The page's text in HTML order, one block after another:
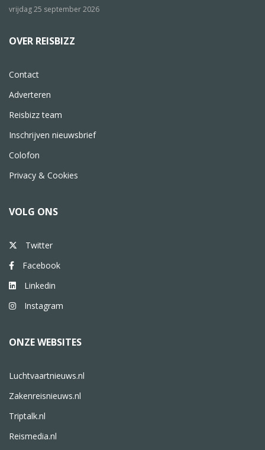
vrijdag 25 september 2026
OVER REISBIZZ
Contact
Adverteren
Reisbizz team
Inschrijven nieuwsbrief
Colofon
Privacy & Cookies
VOLG ONS
Twitter
Facebook
Linkedin
Instagram
ONZE WEBSITES
Luchtvaartnieuws.nl
Zakenreisnieuws.nl
Triptalk.nl
Reismedia.nl